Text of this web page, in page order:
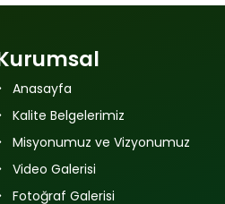
Anasayfa
Kalite Belgelerimiz
Misyonumuz ve Vizyonumuz
Video Galerisi
Fotoğraf Galerisi